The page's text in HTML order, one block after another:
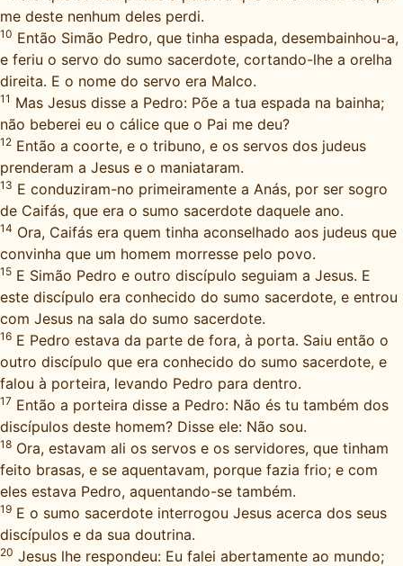
me deste nenhum deles perdi.
10 Então Simão Pedro, que tinha espada, desembainhou-a,
e feriu o servo do sumo sacerdote, cortando-lhe a orelha
direita. E o nome do servo era Malco.
11 Mas Jesus disse a Pedro: Põe a tua espada na bainha;
não beberei eu o cálice que o Pai me deu?
12 Então a coorte, e o tribuno, e os servos dos judeus
prenderam a Jesus e o maniataram.
13 E conduziram-no primeiramente a Anás, por ser sogro
de Caifás, que era o sumo sacerdote daquele ano.
14 Ora, Caifás era quem tinha aconselhado aos judeus que
convinha que um homem morresse pelo povo.
15 E Simão Pedro e outro discípulo seguiam a Jesus. E
este discípulo era conhecido do sumo sacerdote, e entrou
com Jesus na sala do sumo sacerdote.
16 E Pedro estava da parte de fora, à porta. Saiu então o
outro discípulo que era conhecido do sumo sacerdote, e
falou à porteira, levando Pedro para dentro.
17 Então a porteira disse a Pedro: Não és tu também dos
discípulos deste homem? Disse ele: Não sou.
18 Ora, estavam ali os servos e os servidores, que tinham
feito brasas, e se aquentavam, porque fazia frio; e com
eles estava Pedro, aquentando-se também.
19 E o sumo sacerdote interrogou Jesus acerca dos seus
discípulos e da sua doutrina.
20 Jesus lhe respondeu: Eu falei abertamente ao mundo;